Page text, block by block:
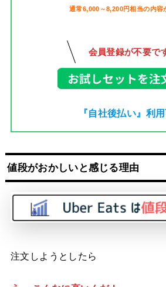
通常6,000～8,200円相当の内容
会員登録が不要で
『自社後払い』利
値段がおかしいと感じる理由
注文しようとしたら